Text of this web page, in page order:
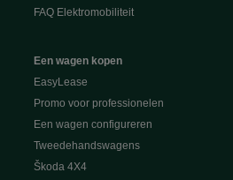
FAQ Elektromobiliteit
Een wagen kopen
EasyLease
Promo voor professionelen
Een wagen configureren
Tweedehandswagens
Škoda 4X4